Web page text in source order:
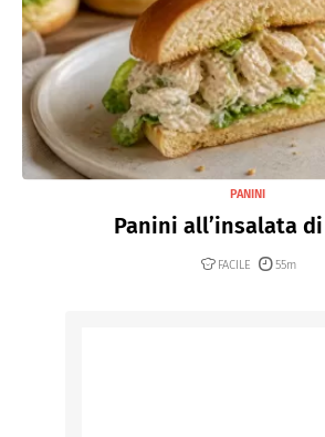
PANINI
Panini all’insalata
FACILE 55m